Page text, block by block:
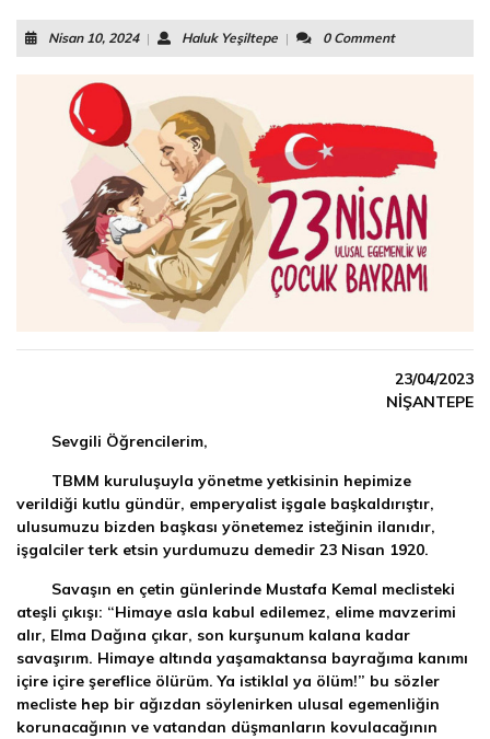
Nisan 10, 2024Nisan
10,
| Haluk YeşiltepeHaluk
Yeşiltepe
| 0 Comment
23/04/2023
NİŞANTEPE
Sevgili Öğrencilerim,
TBMM kuruluşuyla yönetme yetkisinin hepimize
verildiği kutlu gündür, emperyalist işgale başkaldırıştır,
ulusumuzu bizden başkası yönetemez isteğinin ilanıdır,
işgalciler terk etsin yurdumuzu demedir 23 Nisan 1920.
Savaşın en çetin günlerinde Mustafa Kemal meclisteki
ateşli çıkışı: “Himaye asla kabul edilemez, elime mavzerimi
alır, Elma Dağına çıkar, son kurşunum kalana kadar
savaşırım. Himaye altında yaşamaktansa bayrağıma kanımı
içire içire şereflice ölürüm. Ya istiklal ya ölüm!” bu sözler
mecliste hep bir ağızdan söylenirken ulusal egemenliğin
korunacağının ve vatandan düşmanların kovulacağının